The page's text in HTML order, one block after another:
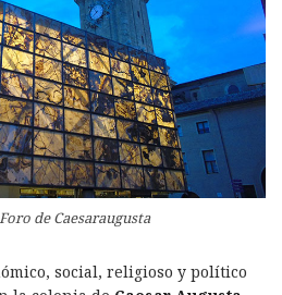
de Caesaraugusta
social, religioso y político